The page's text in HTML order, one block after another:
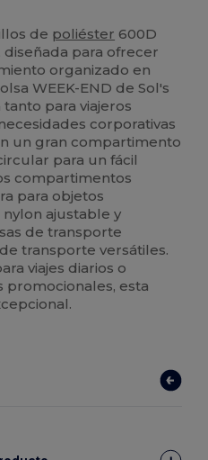
de poliéster 600D
diseñada para ofrecer
organizado en
WEEK-END de Sol's
para viajeros
corporativas
un gran compartimento
para un fácil
compartimentos
para objetos
ajustable y
de transporte
transporte versátiles.
viajes diarios o
promocionales, esta